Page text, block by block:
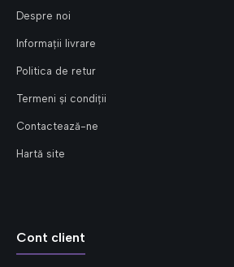
Despre noi
Informații livrare
Politica de retur
Termeni și condiții
Contactează-ne
Hartă site
Cont client